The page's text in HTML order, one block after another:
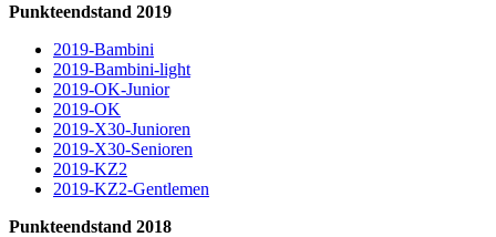
Punkteendstand 2019
2019-Bambini
2019-Bambini-light
2019-OK-Junior
2019-OK
2019-X30-Junioren
2019-X30-Senioren
2019-KZ2
2019-KZ2-Gentlemen
Punkteendstand 2018